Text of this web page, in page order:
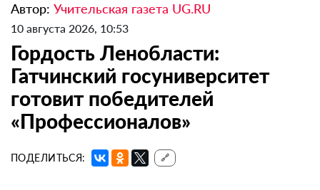
Автор: Учительская газета UG.RU
10 августа 2026, 10:53
Гордость Ленобласти:
Гатчинский госуниверситет
готовит победителей
«Профессионалов»
ПОДЕЛИТЬСЯ: 🔗